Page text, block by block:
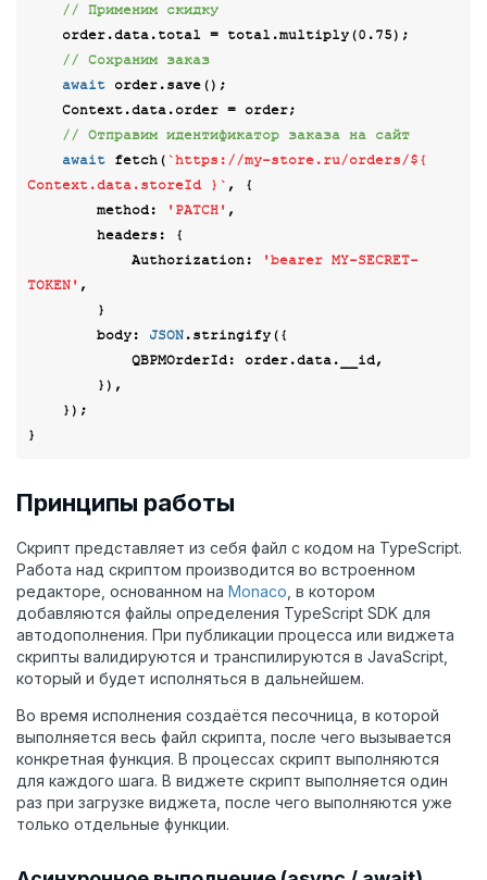
// Применим скидку
    order.data.total = total.multiply(
0.75);
// Сохраним заказ
await order.save();
// Отправим идентификатор заказа на сайт
await fetch( `https://my-store.ru/orders/${
Context.data.storeId } ` , {
method: 'PATCH' ,
headers : {
Authorization:
'bearer MY-SECRET-
TOKEN' ,
body: JSON.stringify({
QBPMOrderId: order.data.__id,
Принципы работы
Скрипт представляет из себя файл с кодом на TypeScript.
Работа над скриптом производится во встроенном
редакторе, основанном на Monaco , в котором
добавляются файлы определения TypeScript SDK для
автодополнения. При публикации процесса или виджета
скрипты валидируются и транспилируются в JavaScript,
который и будет исполняться в дальнейшем.
Во время исполнения создаётся песочница, в которой
выполняется весь файл скрипта, после чего вызывается
конкретная функция. В процессах скрипт выполняются
для каждого шага. В виджете скрипт выполняется один
раз при загрузке виджета, после чего выполняются уже
только отдельные функции.